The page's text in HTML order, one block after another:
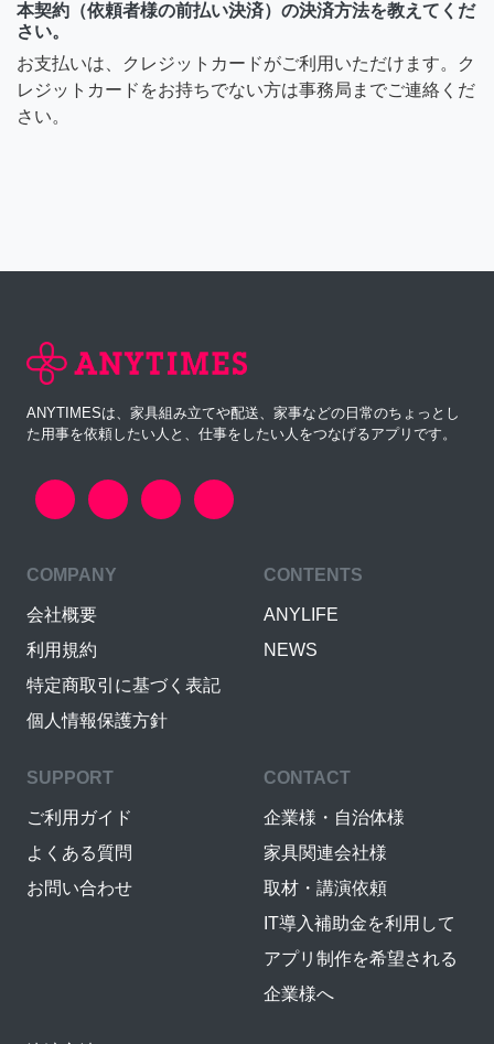
本契約（依頼者様の前払い決済）の決済方法を教えてくだ
さい。
お支払いは、クレジットカードがご利用いただけます。ク
レジットカードをお持ちでない方は事務局までご連絡くだ
さい。
ANYTIMESは、家具組み立てや配送、家事などの日常のちょっとし
た用事を依頼したい人と、仕事をしたい人をつなげるアプリです。
COMPANY
会社概要
利用規約
特定商取引に基づく表記
個人情報保護方針
CONTENTS
ANYLIFE
NEWS
SUPPORT
ご利用ガイド
よくある質問
お問い合わせ
CONTACT
企業様・自治体様
家具関連会社様
取材・講演依頼
IT導入補助金を利用して
アプリ制作を希望される
企業様へ